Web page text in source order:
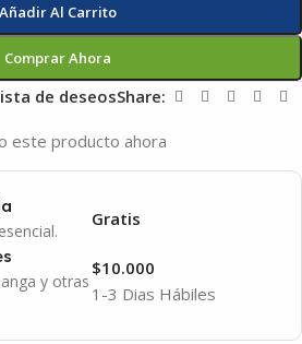
Añadir Al Carrito
Comprar Ahora
de deseosShare:
este producto ahora
Gratis
y otras
1-3 Dias Hábiles
$10.000